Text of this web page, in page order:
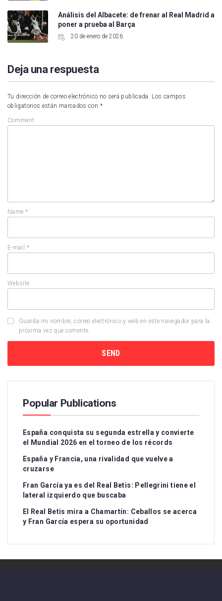
Análisis del Albacete: de frenar al Real Madrid a
poner a prueba al Barça
20 de enero de 2026
Deja una respuesta
Tu dirección de correo electrónico no será publicada. Los campos
obligatorios están marcados con *
Comment
Name *
E-mail *
Website
Guarda mi nombre, correo electrónico y web en este navegador para la
próxima vez que comente.
Popular Publications
España conquista su segunda estrella y convierte
el Mundial 2026 en el torneo de los récords
España y Francia, una rivalidad que vuelve a
cruzarse
Fran García ya es del Real Betis: Pellegrini tiene el
lateral izquierdo que buscaba
El Real Betis mira a Chamartín: Ceballos se acerca
y Fran García espera su oportunidad